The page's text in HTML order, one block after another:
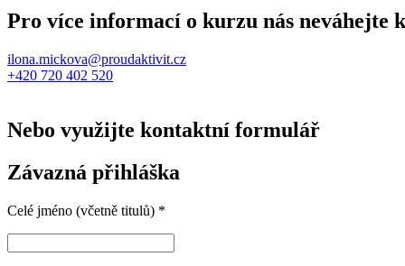
Pro více informací o kurzu nás neváhejte
ilona.mickova@proudaktivit.cz
+420 720 402 520
Nebo využijte kontaktní formulář
Závazná přihláška
Celé jméno (včetně titulů) *